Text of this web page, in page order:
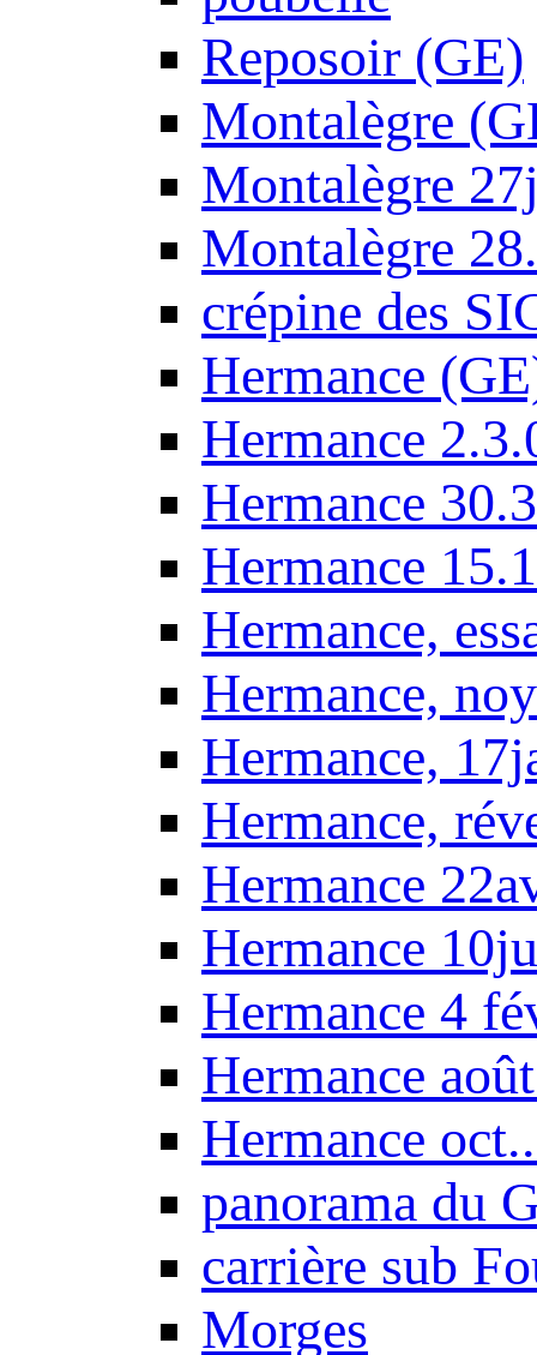
Reposoir (GE)
Montalègre
Montalègre
Montalègre
crépine des
Hermance
Hermance
Hermance
Hermance
Hermance,
Hermance,
Hermance,
Hermance,
Hermance
Hermance
Hermance 4
Hermance
Hermance
panorama du
carrière sub
Morges